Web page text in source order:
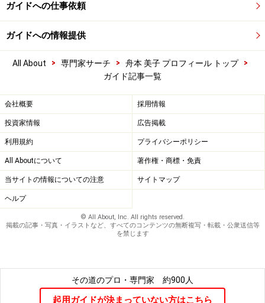
ガイドへの仕事依頼
ガイドへの情報提供
All About > 専門家サーチ > 舟本 美子 プロフィール トップ
>
ガイド記事一覧
会社概要 採用情報
投資家情報 広告掲載
利用規約 プライバシーポリシー
All Aboutについて 著作権・商標・免責
当サイトの情報についての注意 サイトマップ
ヘルプ
© All About, Inc. All rights reserved.
掲載の記事・写真・イラストなど、すべてのコンテンツの無断複写・転載・公衆送信等
を禁じます
その道のプロ・専門家 約900人
起用ガイドが決まっていない方はこちら